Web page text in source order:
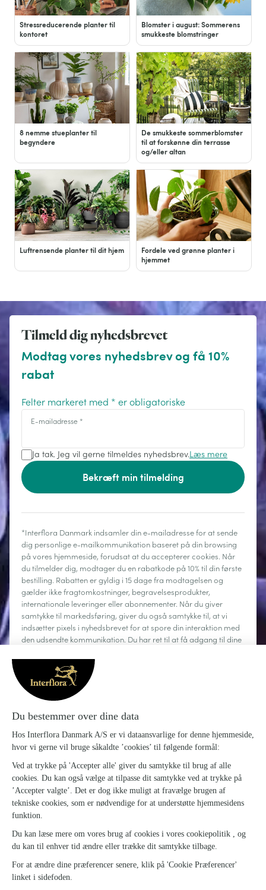
Stressreducerende planter til
kontoret
Blomster i august: Sommerens
smukkeste blomstringer
8 nemme stueplanter til
begyndere
De smukkeste sommerblomster
til at forskønne din terrasse
og/eller altan
Luftrensende planter til dit hjem
Fordele ved grønne planter i
hjemmet
Tilmeld dig nyhedsbrevet
Modtag vores nyhedsbrev og få 10%
rabat
Felter markeret med * er obligatoriske
E-mailadresse *
Ja tak. Jeg vil gerne tilmeldes nyhedsbrev.Læs mere
Bekræft min tilmelding
*Interflora Danmark indsamler din e-mailadresse for at sende
dig personlige e-mailkommunikation baseret på din browsing
på vores hjemmeside, forudsat at du accepterer cookies. Når
du tilmelder dig, modtager du en rabatkode på 10% til din første
bestilling. Rabatten er gyldig i 15 dage fra modtagelsen og
gælder ikke fragtomkostninger, begravelsesprodukter,
internationale leveringer eller abonnementer. Når du giver
samtykke til markedsføring, giver du også samtykke til, at vi
indsætter pixels i nyhedsbrevet for at spore din interaktion med
den udsendte kommunikation. Du har ret til at få adgang til dine
behandlingen og gøre brug af din ret til dataportabilitet. Du kan
til enhver tid afmelde dig.
Om Interflora
Sig det med blomster
Kundeservice